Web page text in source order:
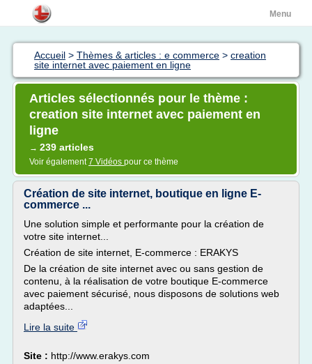
Menu
Accueil > Thèmes & articles : e commerce > creation
site internet avec paiement en ligne
Articles sélectionnés pour le thème :
creation site internet avec paiement en
ligne
→ 239 articles
Voir également7 Vidéos pour ce thème
Création de site internet, boutique en ligne E-
commerce ...
Une solution simple et performante pour la création de
votre site internet...
Création de site internet, E-commerce : ERAKYS
De la création de site internet avec ou sans gestion de
contenu, à la réalisation de votre boutique E-commerce
avec paiement sécurisé, nous disposons de solutions web
adaptées...
Lire la suite
Site : http://www.erakys.com